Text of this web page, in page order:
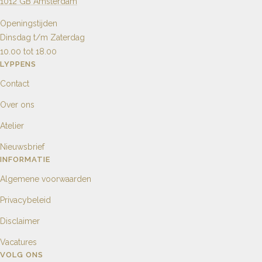
Openingstijden
Dinsdag t/m Zaterdag
10.00 tot 18.00
LYPPENS
Contact
Over ons
Atelier
Nieuwsbrief
INFORMATIE
Algemene voorwaarden
Privacybeleid
Disclaimer
Vacatures
VOLG ONS